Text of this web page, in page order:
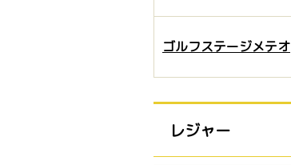
ゴルフステージメテオ
レジャー